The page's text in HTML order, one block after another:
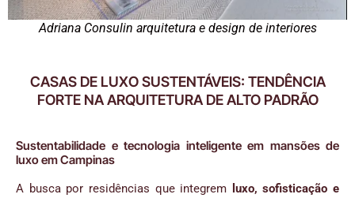
Adriana Consulin arquitetura e design de interiores​
CASAS DE LUXO SUSTENTÁVEIS: TENDÊNCIA
FORTE NA ARQUITETURA DE ALTO PADRÃO
Sustentabilidade e tecnologia inteligente em mansões de
luxo em Campinas
A busca por residências que integrem
luxo, sofisticação e